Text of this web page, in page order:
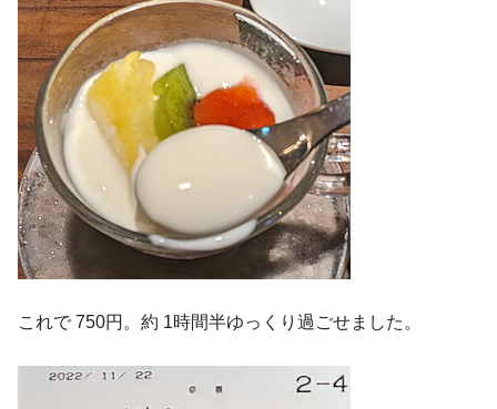
これで 750円。約 1時間半ゆっくり過ごせました。